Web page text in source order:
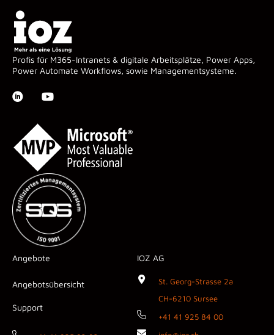
Profis für M365-Intranets & digitale Arbeitsplätze, Power Apps,
Power Automate Workflows, sowie Managementsysteme.
Angebote
Angebotsübersicht
Support
IOZ AG
St. Georg-Strasse 2a
CH-6210 Sursee
+41 41 925 84 00